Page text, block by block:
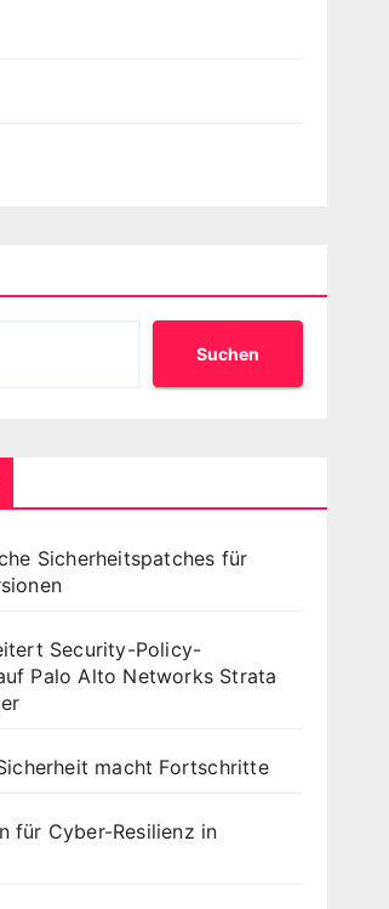
Suchen
Sicherheitspatches für
Security-Policy-
Palo Alto Networks Strata
macht Fortschritte
für Cyber-Resilienz in